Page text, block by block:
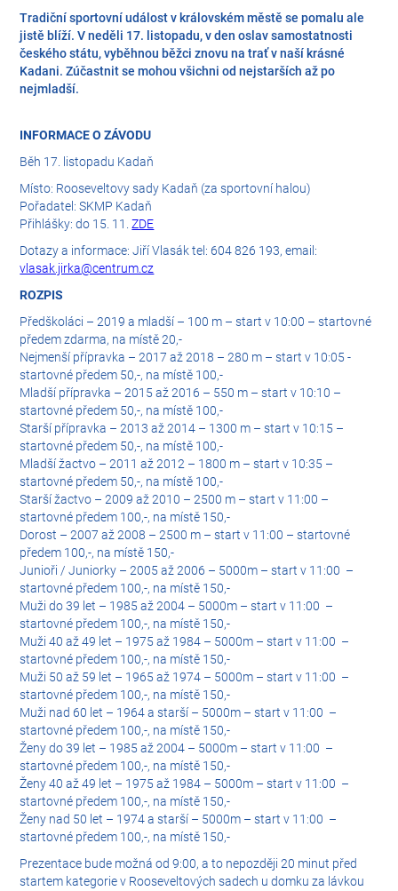
Tradiční sportovní událost v královském městě se pomalu ale
jistě blíží. V neděli 17. listopadu, v den oslav samostatnosti
českého státu, vyběhnou běžci znovu na trať v naší krásné
Kadani. Zúčastnit se mohou všichni od nejstarších až po
nejmladší.
INFORMACE O ZÁVODU
Běh 17. listopadu Kadaň
Místo: Rooseveltovy sady Kadaň (za sportovní halou)
Pořadatel: SKMP Kadaň
Přihlášky: do 15. 11.ZDE
Dotazy a informace: Jiří Vlasák tel: 604 826 193, email:
vlasak.jirka@centrum.cz
ROZPIS
Předškoláci – 2019 a mladší – 100 m – start v 10:00 – startovné
předem zdarma, na místě 20,-
Nejmenší přípravka – 2017 až 2018 – 280 m – start v 10:05 -
startovné předem 50,-, na místě 100,-
Mladší přípravka – 2015 až 2016 – 550 m – start v 10:10 –
startovné předem 50,-, na místě 100,-
Starší přípravka – 2013 až 2014 – 1300 m – start v 10:15 –
startovné předem 50,-, na místě 100,-
Mladší žactvo – 2011 až 2012 – 1800 m – start v 10:35 –
startovné předem 50,-, na místě 100,-
Starší žactvo – 2009 až 2010 – 2500 m – start v 11:00 –
startovné předem 100,-, na místě 150,-
Dorost – 2007 až 2008 – 2500 m – start v 11:00 – startovné
předem 100,-, na místě 150,-
Junioři / Juniorky – 2005 až 2006 – 5000m – start v 11:00 –
startovné předem 100,-, na místě 150,-
Muži do 39 let – 1985 až 2004 – 5000m – start v 11:00 –
startovné předem 100,-, na místě 150,-
Muži 40 až 49 let – 1975 až 1984 – 5000m – start v 11:00 –
startovné předem 100,-, na místě 150,-
Muži 50 až 59 let – 1965 až 1974 – 5000m – start v 11:00 –
startovné předem 100,-, na místě 150,-
Muži nad 60 let – 1964 a starší – 5000m – start v 11:00 –
startovné předem 100,-, na místě 150,-
Ženy do 39 let – 1985 až 2004 – 5000m – start v 11:00 –
startovné předem 100,-, na místě 150,-
Ženy 40 až 49 let – 1975 až 1984 – 5000m – start v 11:00 –
startovné předem 100,-, na místě 150,-
Ženy nad 50 let – 1974 a starší – 5000m – start v 11:00 –
startovné předem 100,-, na místě 150,-
Prezentace bude možná od 9:00, a to nepozději 20 minut před
startem kategorie v Rooseveltových sadech u domku za lávkou